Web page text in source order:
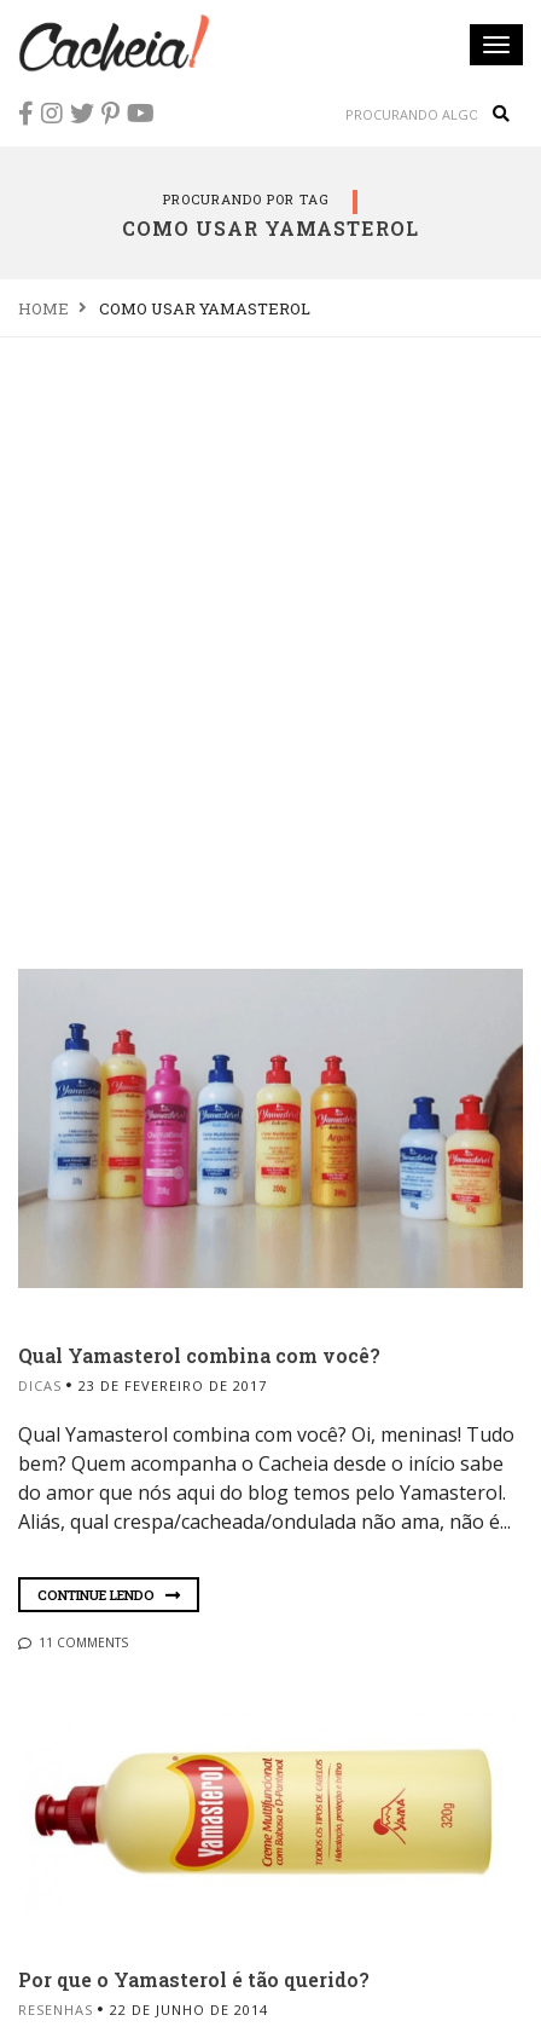
PROCURANDO POR TAG
COMO USAR YAMASTEROL
HOME COMO USAR YAMASTEROL
Qual Yamasterol combina com você?
DICAS 23 DE FEVEREIRO DE 2017
Qual Yamasterol combina com você? Oi, meninas! Tudo
bem? Quem acompanha o Cacheia desde o início sabe
do amor que nós aqui do blog temos pelo Yamasterol.
Aliás, qual crespa/cacheada/ondulada não ama, não é...
CONTINUE LENDO
11 COMMENTS
Por que o Yamasterol é tão querido?
RESENHAS 22 DE JUNHO DE 2014